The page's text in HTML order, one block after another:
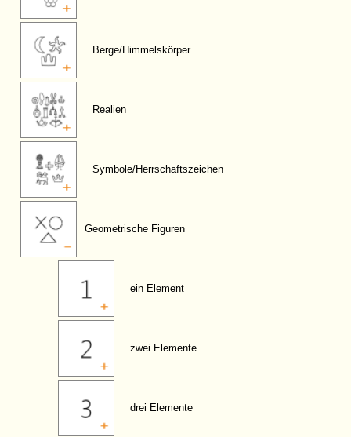
Berge/Himmelskörper
Realien
Symbole/Herrschaftszeichen
Geometrische Figuren
ein Element
zwei Elemente
drei Elemente